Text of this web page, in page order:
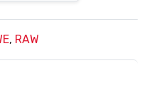
, RAW